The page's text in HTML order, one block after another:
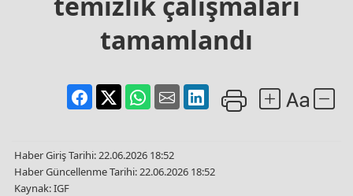
tamamlandı
Haber Giriş Tarihi: 22.06.2026 18:52
Haber Güncellenme Tarihi: 22.06.2026 18:52
Kaynak: IGF